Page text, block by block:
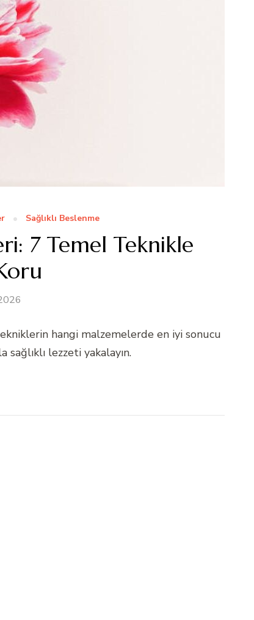
Sağlıklı Beslenme
7 Temel Teknikle
hangi malzemelerde en iyi sonucu
lezzeti yakalayın.